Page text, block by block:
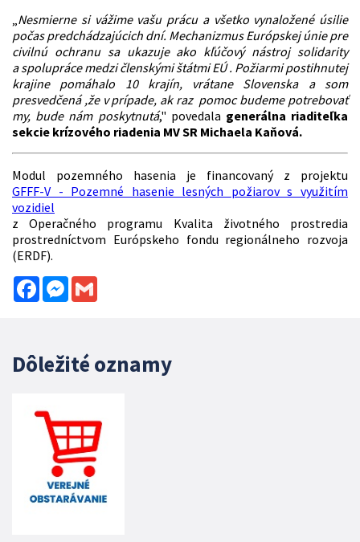
„Nesmierne si vážime vašu prácu a všetko vynaložené úsilie
počas predchádzajúcich dní. Mechanizmus Európskej únie pre
civilnú ochranu sa ukazuje ako kľúčový nástroj solidarity
a spolupráce medzi členskými štátmi EÚ . Požiarmi postihnutej
krajine pomáhalo 10 krajín, vrátane Slovenska a som
presvedčená ,že v prípade, ak raz pomoc budeme potrebovať
my, bude nám poskytnutá," povedala generálna riaditeľka
sekcie krízového riadenia MV SR Michaela Kaňová.
Modul pozemného hasenia je financovaný z projektu
GFFF-V - Pozemné hasenie lesných požiarov s využitím
vozidiel
z Operačného programu Kvalita životného prostredia
prostredníctvom Európskeho fondu regionálneho rozvoja
(ERDF).
FacebookMessenger
Dôležité oznamy